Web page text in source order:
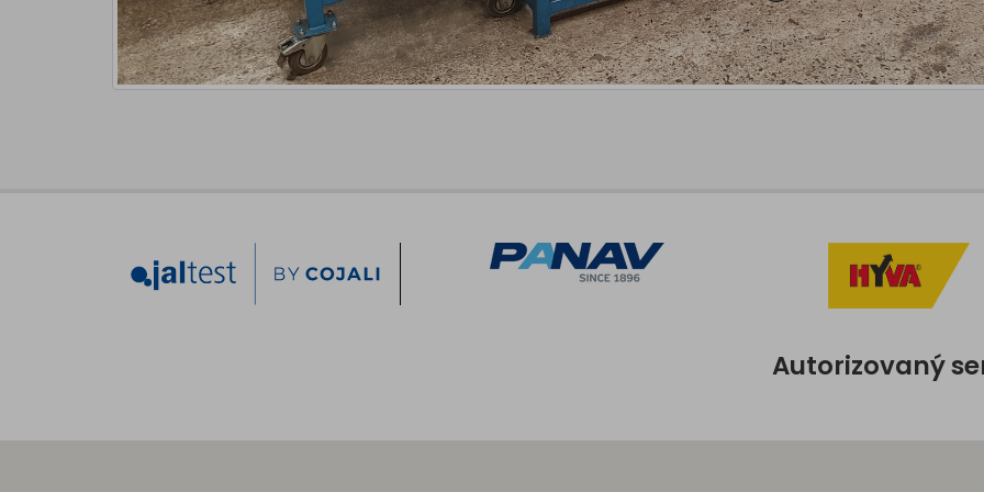
Autorizovaný